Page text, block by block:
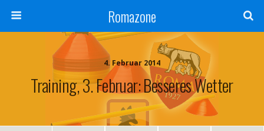
Romazone
4. Februar 2014
Training, 3. Februar: Besseres Wetter